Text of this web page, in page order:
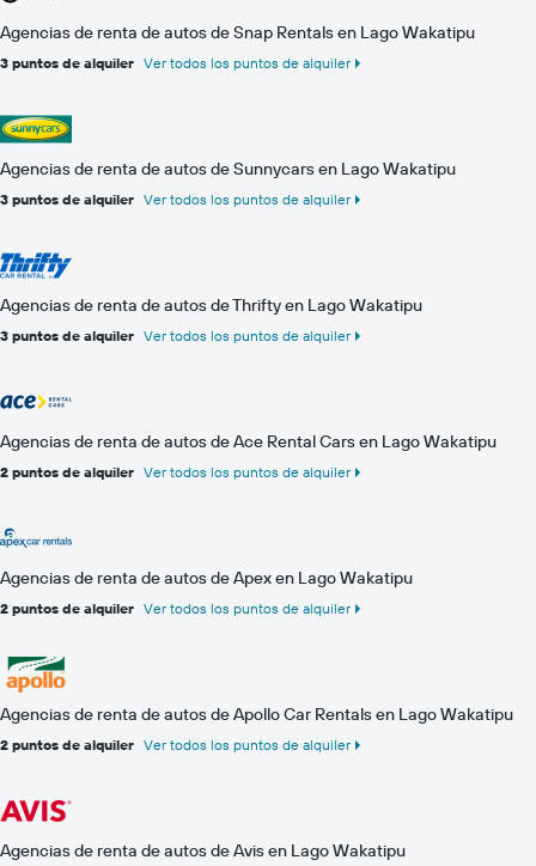
Agencias de renta de autos de Snap Rentals en Lago Wakatipu
3 puntos de alquiler Ver todos los puntos de alquiler
Agencias de renta de autos de Sunnycars en Lago Wakatipu
3 puntos de alquiler Ver todos los puntos de alquiler
Agencias de renta de autos de Thrifty en Lago Wakatipu
3 puntos de alquiler Ver todos los puntos de alquiler
Agencias de renta de autos de Ace Rental Cars en Lago Wakatipu
2 puntos de alquiler Ver todos los puntos de alquiler
Agencias de renta de autos de Apex en Lago Wakatipu
2 puntos de alquiler Ver todos los puntos de alquiler
Agencias de renta de autos de Apollo Car Rentals en Lago Wakatipu
2 puntos de alquiler Ver todos los puntos de alquiler
Agencias de renta de autos de Avis en Lago Wakatipu